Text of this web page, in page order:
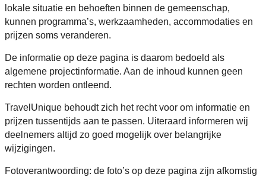
lokale situatie en behoeften binnen de gemeenschap,
kunnen programma’s, werkzaamheden, accommodaties en
prijzen soms veranderen.
De informatie op deze pagina is daarom bedoeld als
algemene projectinformatie. Aan de inhoud kunnen geen
rechten worden ontleend.
TravelUnique behoudt zich het recht voor om informatie en
prijzen tussentijds aan te passen. Uiteraard informeren wij
deelnemers altijd zo goed mogelijk over belangrijke
wijzigingen.
Fotoverantwoording: de foto’s op deze pagina zijn afkomstig